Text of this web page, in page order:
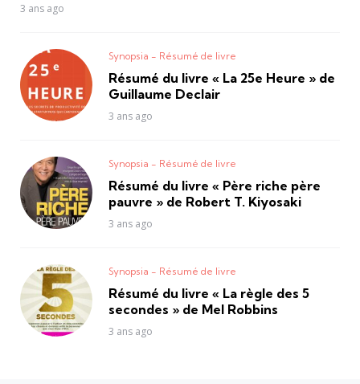
3 ans ago
Synopsia - Résumé de livre
Résumé du livre « La 25e Heure » de
Guillaume Declair
3 ans ago
Synopsia - Résumé de livre
Résumé du livre « Père riche père
pauvre » de Robert T. Kiyosaki
3 ans ago
Synopsia - Résumé de livre
Résumé du livre « La règle des 5
secondes » de Mel Robbins
3 ans ago